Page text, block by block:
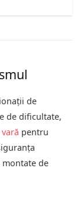
de
de dificultate,
vară pentru
montate de